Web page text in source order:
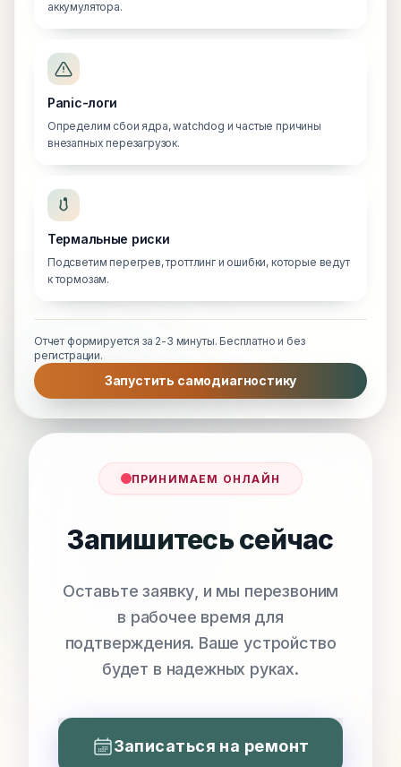
аккумулятора.
Panic-логи
Определим сбои ядра, watchdog и частые причины
внезапных перезагрузок.
Термальные риски
Подсветим перегрев, троттлинг и ошибки, которые ведут
к тормозам.
Отчет формируется за 2-3 минуты. Бесплатно и без
регистрации.
Запустить самодиагностику
ПРИНИМАЕМ ОНЛАЙН
Запишитесь сейчас
Оставьте заявку, и мы перезвоним
в рабочее время для
подтверждения. Ваше устройство
будет в надежных руках.
Записаться на ремонт